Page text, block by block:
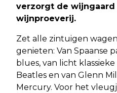
verzorgt de wijngaard
wijnproeverij.
Zet alle zintuigen
genieten: Van Spaanse
blues, van licht
Beatles en van Glenn
Mercury. Voor het